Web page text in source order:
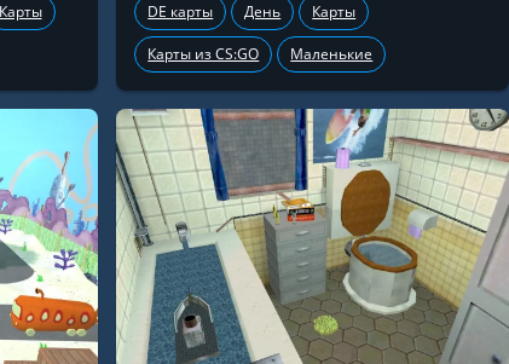
Карты DE карты День Карты
Карты из CS:GO Маленькие